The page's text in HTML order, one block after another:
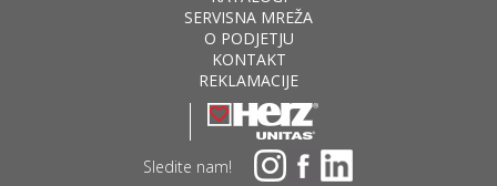
SERVISNA MREŽA
O PODJETJU
KONTAKT
REKLAMACIJE
Sledite nam!